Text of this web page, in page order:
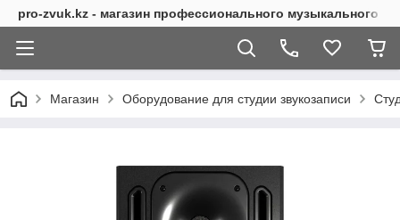
pro-zvuk.kz - магазин профессионального музыкального
Магазин Оборудование для студии звукозаписи